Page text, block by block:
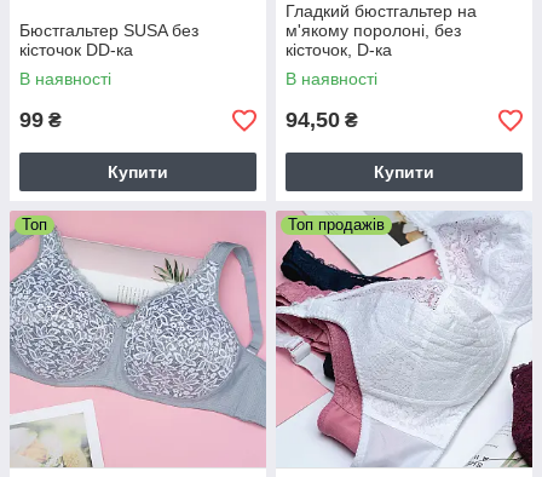
Бюстгальтер SUSA без
кісточок DD-ка
В наявності
99 ₴
Купити
Гладкий бюстгальтер на
м'якому поролоні, без
кісточок, D-ка
В наявності
94,50 ₴
Купити
Топ Топ продажів